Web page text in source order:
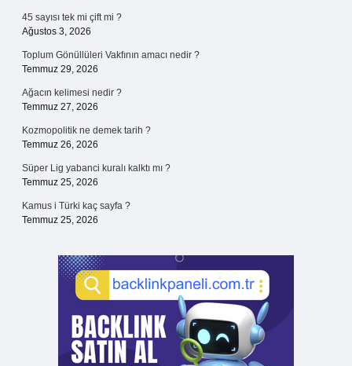
45 sayısı tek mi çift mi ?
Ağustos 3, 2026
Toplum Gönüllüleri Vakfının amacı nedir ?
Temmuz 29, 2026
Ağacın kelimesi nedir ?
Temmuz 27, 2026
Kozmopolitik ne demek tarih ?
Temmuz 26, 2026
Süper Lig yabanci kuralı kalktı mı ?
Temmuz 25, 2026
Kamus i Türki kaç sayfa ?
Temmuz 25, 2026